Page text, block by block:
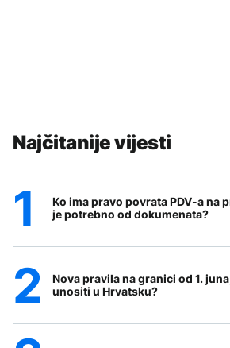
Najčitanije vijesti
Ko ima pravo povrata PDV-a na
je potrebno od dokumenata?
Nova pravila na granici od 1.
unositi u Hrvatsku?